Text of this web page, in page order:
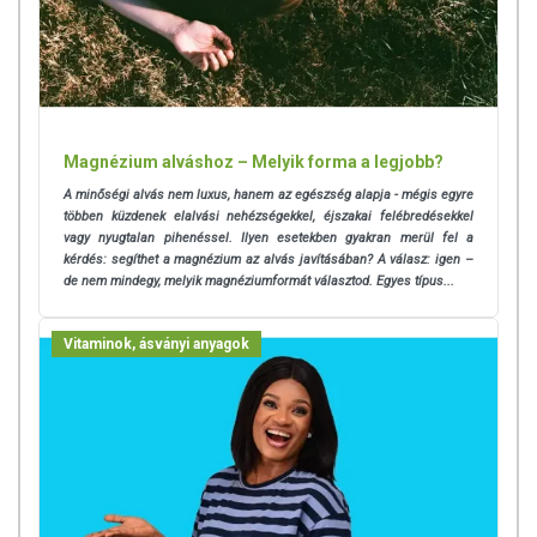
helyettesítésére alkalmas! Betegség esetén használatát beszélje meg
kezelőorvosával. Az ajánlott napi fogyasztási mennyiséget ne lépje túl!
Ne szedje a készítményt, ha az összetevők bármelyikére érzékeny
vagy allergiás! Kisgyermektől elzárva tartandó!
Magnézium alváshoz – Melyik forma a legjobb?
A minőségi alvás nem luxus, hanem az egészség alapja - mégis egyre
többen küzdenek elalvási nehézségekkel, éjszakai felébredésekkel
vagy nyugtalan pihenéssel. Ilyen esetekben gyakran merül fel a
kérdés: segíthet a magnézium az alvás javításában? A válasz: igen –
de nem mindegy, melyik magnéziumformát választod. Egyes típus...
Vitaminok, ásványi anyagok